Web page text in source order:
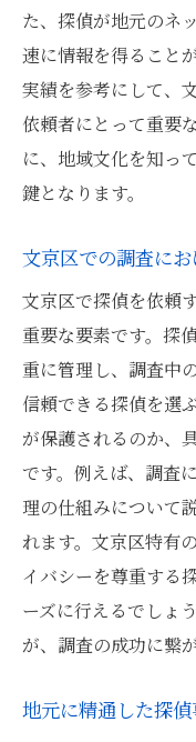
た、探偵が地元のネ
速に情報を得ること
実績を参考にして、
依頼者にとって重要
に、地域文化を知っ
鍵となります。
文京区での調査に
文京区で探偵を依頼
重要な要素です。探
重に管理し、調査中
信頼できる探偵を選
が保護されるのか、
です。例えば、調査
理の仕組みについて
れます。文京区特有
イバシーを尊重する
ーズに行えるでしょ
が、調査の成功に繋
地元に精通した探